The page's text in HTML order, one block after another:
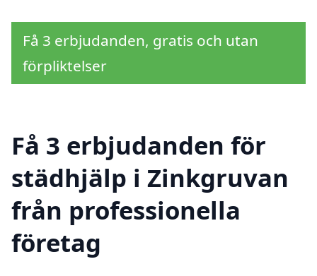
Få 3 erbjudanden, gratis och utan
förpliktelser
Få 3 erbjudanden för
städhjälp i Zinkgruvan
från professionella
företag